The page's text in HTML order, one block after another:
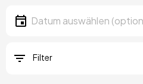
Datum
Datum auswählen
Filter